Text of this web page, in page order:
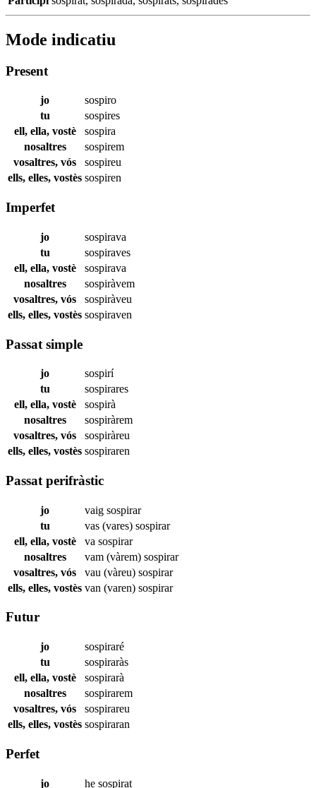
Mode indicatiu
Present
jo
sospiro
tu
sospires
ell, ella, vostè
sospira
nosaltres
sospirem
vosaltres, vós
sospireu
ells, elles, vostès sospiren
Imperfet
jo
sospirava
tu
sospiraves
ell, ella, vostè
sospirava
nosaltres
sospiràvem
vosaltres, vós
sospiràveu
ells, elles, vostès sospiraven
Passat simple
jo
sospirí
tu
sospirares
ell, ella, vostè
sospirà
nosaltres
sospiràrem
vosaltres, vós
sospiràreu
ells, elles, vostès sospiraren
Passat perifràstic
jo vaig sospirar
tu
vas (vares) sospirar
ell, ella, vostè
va sospirar
nosaltres
vam (vàrem) sospirar
vosaltres, vós
vau (vàreu) sospirar
ells, elles, vostès van (varen) sospirar
Futur
jo
sospiraré
tu
sospiraràs
ell, ella, vostè
sospirarà
nosaltres
sospirarem
vosaltres, vós
sospirareu
ells, elles, vostès sospiraran
Perfet
jo he sospirat